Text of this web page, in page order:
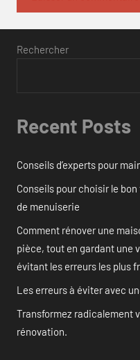
Rechercher
Recent Posts
Conseils d’experts pour
Conseils pour choisir le
de menuiserie
Comment rénover une
pièce, tout en gardant une
évitant les erreurs les plus
Les erreurs à éviter avec
Transformez radicalement
rénovation.